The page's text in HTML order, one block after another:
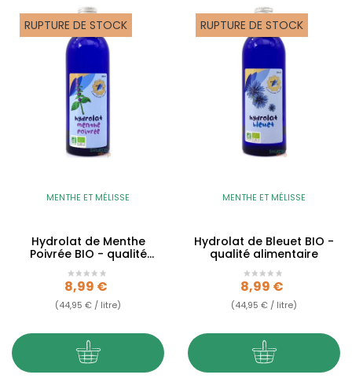
RUPTURE DE STOCK
MENTHE ET MÉLISSE
Hydrolat de Menthe
Poivrée BIO - qualité
alimentaire
Prix
8,99 €
(44,95 € / litre)
RUPTURE DE STOCK
MENTHE ET MÉLISSE
Hydrolat de Bleuet BIO -
qualité alimentaire
Prix
8,99 €
(44,95 € / litre)